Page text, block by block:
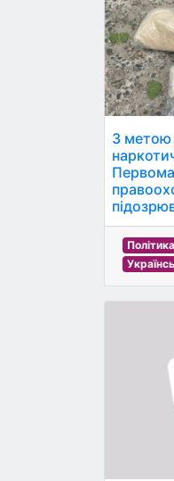
З метою
Політика